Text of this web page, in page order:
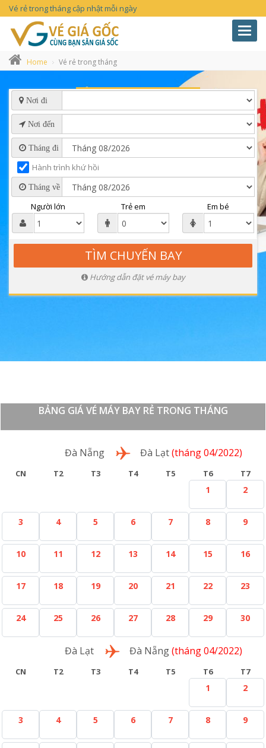
Vé rẻ trong tháng cập nhật mỗi ngày
Home Vé rẻ trong tháng
Nơi đi
Nơi đến
Tháng đi
Hành trình khứ hồi
Tháng về
Người lớn Trẻ em Em bé
Hướng dẫn đặt vé máy bay
BẢNG GIÁ VÉ MÁY BAY RẺ TRONG THÁNG
Đà Nẵng Đà Lạt(tháng 04/2022)
CN T2 T3 T4 T5 T6 T7
1 2
3 4 5 6 7 8 9
10 11 12 13 14 15 16
17 18 19 20 21 22 23
24 25 26 27 28 29 30
Đà Lạt Đà Nẵng(tháng 04/2022)
CN T2 T3 T4 T5 T6 T7
1 2
3 4 5 6 7 8 9